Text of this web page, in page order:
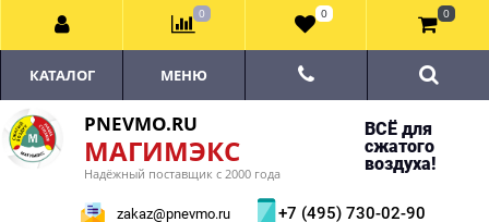
PNEVMO.RU
МАГИМЭКС
Надёжный поставщик с 2000 года
ВСЁ для
сжатого
воздуха!
zakaz@pnevmo.ru +7 (495) 730-02-90
КАТАЛОГ МЕНЮ
0 0 0